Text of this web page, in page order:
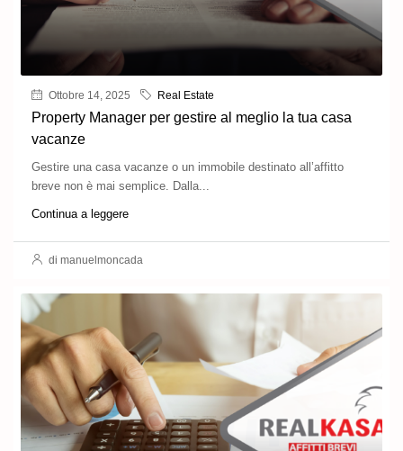
Ottobre 14, 2025 Real Estate
Property Manager per gestire al meglio la tua casa
vacanze
Gestire una casa vacanze o un immobile destinato all’affitto
breve non è mai semplice. Dalla...
Continua a leggere
di manuelmoncada